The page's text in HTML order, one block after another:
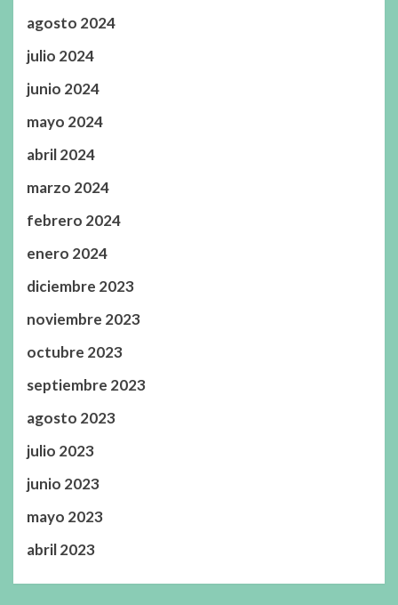
agosto 2024
julio 2024
junio 2024
mayo 2024
abril 2024
marzo 2024
febrero 2024
enero 2024
diciembre 2023
noviembre 2023
octubre 2023
septiembre 2023
agosto 2023
julio 2023
junio 2023
mayo 2023
abril 2023